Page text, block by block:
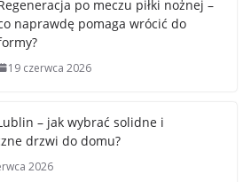
po meczu piłki nożnej –
naprawdę pomaga wrócić do
19 czerwca 2026
– jak wybrać solidne i
drzwi do domu?
2026